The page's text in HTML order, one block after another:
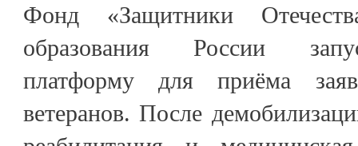
Фонд «Защитники
образования России
платформу для приёма
ветеранов. После